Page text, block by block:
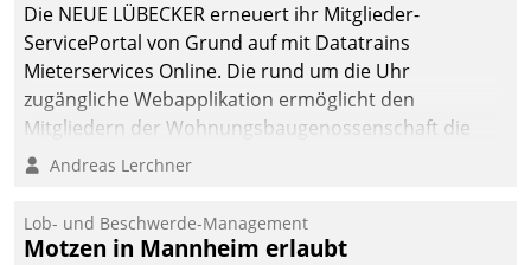
Die NEUE LÜBECKER erneuert ihr Mitglieder-
ServicePortal von Grund auf mit Datatrains
Mieterservices Online. Die rund um die Uhr
zugängliche Webapplikation ermöglicht den
Mitgliedern der Wohnungs­bau­genossenschaft die
Kontaktaufnahme per Smartphone, Tablet oder PC.
Andreas Lerchner
Lob- und Beschwerde-Management
Motzen in Mannheim erlaubt